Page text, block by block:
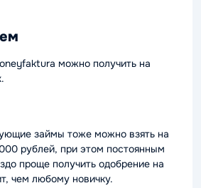
можно получить на
займы тоже можно взять на
рублей, при этом постоянным
проще получить одобрение на
чем любому новичку.